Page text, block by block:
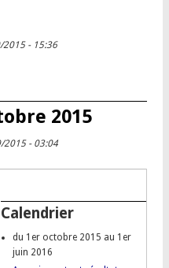
- 15:36
septembre 2015 - Règlement
2015
- 03:04
Calendrier
du 1er octobre 2015 au 1er
juin 2016